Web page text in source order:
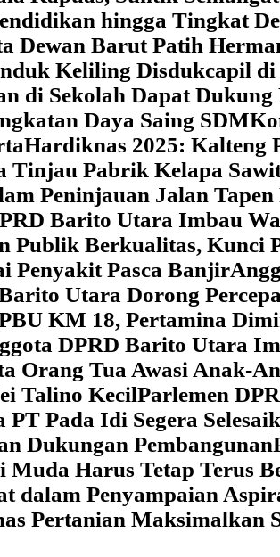
hingga Tingkat
Dewan Barut Patih
Keliling Disdukcapil
di Sekolah Dapat Dukung
Daya Saing SDM
Hardiknas 2025: Kalteng
Pabrik Kelapa
Peninjauan Jalan
Barito Utara Imbau
Publik Berkualitas, Kunci
Penyakit Pasca Banjir
Utara Dorong
KM 18, Pertamina
DPRD Barito Utara
Orang Tua Awasi Anak-
Talino KecilParlemen
Pada Idi Segera
Dukungan Pembangunan
Muda Harus Tetap Terus
dalam Penyampaian
Pertanian Maksimalkan